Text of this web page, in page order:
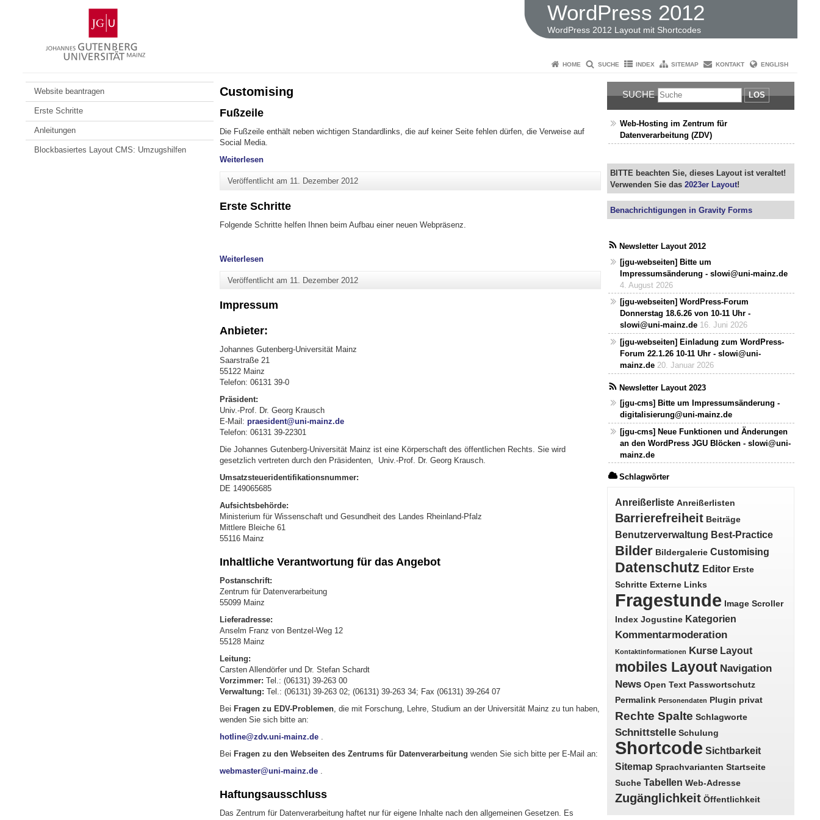
Gutenberg-
Universität
Mainz
WordPress 2012
WordPress 2012 Layout mit Shortcodes
HOME SUCHE INDEX SITEMAP KONTAKT ENGLISH
Website beantragen
Erste Schritte
Anleitungen
Blockbasiertes Layout CMS: Umzugshilfen
Customising
Fußzeile
Die Fußzeile enthält neben wichtigen Standardlinks, die auf keiner Seite fehlen dürfen, die Verweise auf
Social Media.
Weiterlesen"Fußzeile"
Veröffentlicht am 11. Dezember 2012
Erste Schritte
Folgende Schritte helfen Ihnen beim Aufbau einer neuen Webpräsenz.
Weiterlesen"Erste Schritte"
Veröffentlicht am 11. Dezember 2012
Impressum
Anbieter:
Johannes Gutenberg-Universität Mainz
Saarstraße 21
55122 Mainz
Telefon: 06131 39-0
Präsident:
Univ.-Prof. Dr. Georg Krausch
E-Mail: praesident@uni-mainz.de
Telefon: 06131 39-22301
Die Johannes Gutenberg-Universität Mainz ist eine Körperschaft des öffentlichen Rechts. Sie wird
gesetzlich vertreten durch den Präsidenten, Univ.-Prof. Dr. Georg Krausch.
Umsatzsteueridentifikationsnummer:
DE 149065685
Aufsichtsbehörde:
Ministerium für Wissenschaft und Gesundheit des Landes Rheinland-Pfalz
Mittlere Bleiche 61
55116 Mainz
Inhaltliche Verantwortung für das Angebot
Postanschrift:
Zentrum für Datenverarbeitung
55099 Mainz
Lieferadresse:
Anselm Franz von Bentzel-Weg 12
55128 Mainz
Leitung:
Carsten Allendörfer und Dr. Stefan Schardt
Vorzimmer: Tel.: (06131) 39-263 00
Verwaltung: Tel.: (06131) 39-263 02; (06131) 39-263 34; Fax (06131) 39-264 07
Bei Fragen zu EDV-Problemen, die mit Forschung, Lehre, Studium an der Universität Mainz zu tun haben,
wenden Sie sich bitte an:
hotline@zdv.uni-mainz.de.
Bei Fragen zu den Webseiten des Zentrums für Datenverarbeitung wenden Sie sich bitte per E-Mail an:
webmaster@uni-mainz.de.
Haftungsausschluss
Das Zentrum für Datenverarbeitung haftet nur für eigene Inhalte nach den allgemeinen Gesetzen. Es
SUCHE LOS
Web-Hosting im Zentrum für
Datenverarbeitung (ZDV)
BITTE beachten Sie, dieses Layout ist veraltet!
Verwenden Sie das2023er Layout!
Benachrichtigungen in Gravity Forms
Newsletter Layout 2012
[jgu-webseiten] Bitte um
Impressumsänderung - slowi@uni-mainz.de
4. August 2026
[jgu-webseiten] WordPress-Forum
Donnerstag 18.6.26 von 10-11 Uhr -
slowi@uni-mainz.de 16. Juni 2026
[jgu-webseiten] Einladung zum WordPress-
Forum 22.1.26 10-11 Uhr - slowi@uni-
mainz.de 20. Januar 2026
Newsletter Layout 2023
[jgu-cms] Bitte um Impressumsänderung -
digitalisierung@uni-mainz.de
[jgu-cms] Neue Funktionen und Änderungen
an den WordPress JGU Blöcken - slowi@uni-
mainz.de
Schlagwörter
Anreißerliste Anreißerlisten
Barrierefreiheit Beiträge
Benutzerverwaltung Best-Practice
Bilder Bildergalerie Customising
Datenschutz Editor Erste
Schritte Externe Links
Fragestunde
Image Scroller
Index Jogustine Kategorien
Kommentarmoderation
Kontaktinformationen Kurse Layout
mobiles Layout Navigation
News Open Text Passwortschutz
Permalink Personendaten Plugin privat
Rechte Spalte Schlagworte
Schnittstelle Schulung
Shortcode Sichtbarkeit
Sitemap Sprachvarianten Startseite
Suche Tabellen Web-Adresse
Zugänglichkeit Öffentlichkeit